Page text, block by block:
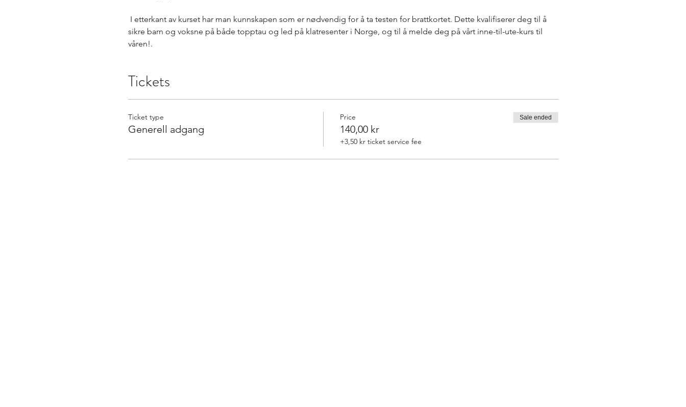
I etterkant av kurset har man kunnskapen som er nødvendig for å ta testen for brattkortet. Dette kvalifiserer deg til å
sikre barn og voksne på både topptau og led på klatresenter i Norge, og til å melde deg på vårt inne-til-ute-kurs til
våren!.
Tickets
Ticket type
Generell adgang
Price
140,00 kr
+3,50 kr ticket service fee
Sale ended